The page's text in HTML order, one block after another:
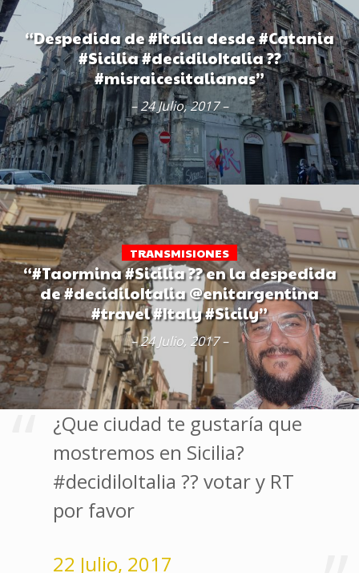
“Despedida de #Italia desde #Catania
#Sicilia #decidiloItalia ??
#misraicesitalianas”
– 24 Julio, 2017 –
TRANSMISIONES
“#Taormina #Sicilia ?? en la despedida
de #decidiloItalia @enitargentina
#travel #Italy #Sicily”
– 24 Julio, 2017 –
¿Que ciudad te gustaría que
mostremos en Sicilia?
#decidiloItalia ?? votar y RT
por favor
22 Julio, 2017